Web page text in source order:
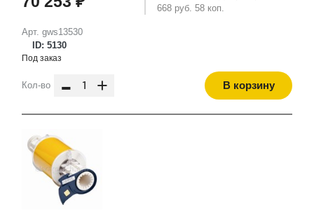
Арт. gws13530
ID: 5130
668 руб. 58 коп.
Под заказ
Кол-во - + В корзину